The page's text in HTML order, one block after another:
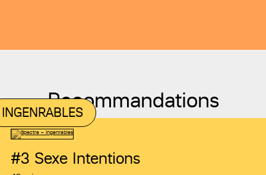
Recommandations
INGENRABLES
#3 Sexe Intentions